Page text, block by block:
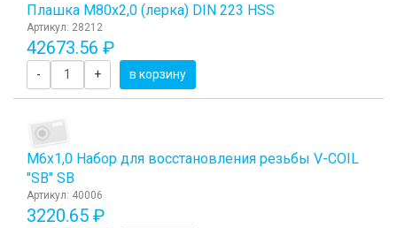
Плашка М80x2,0 (лерка) DIN 223 HSS
Артикул: 28212
42673.56 ₽
- + в корзину
М6х1,0 Набор для восстановления резьбы V-COIL
"SB" SB
Артикул: 40006
3220.65 ₽